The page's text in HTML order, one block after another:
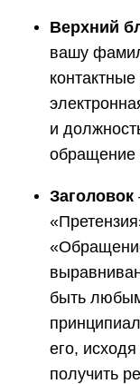
Верхний
вашу
и
обращение
Заголовок
быть
его, исходя
получить